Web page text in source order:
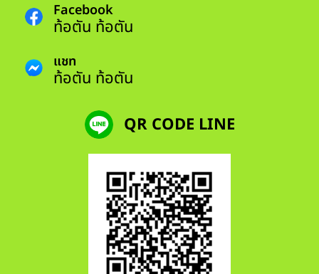
Facebook
ท้อตัน ท้อตัน
แชท
ท้อตัน ท้อตัน
QR CODE LINE